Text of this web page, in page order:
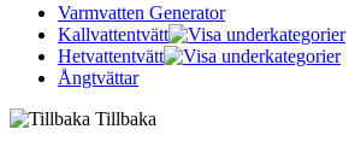
Varmvatten Generator
Kallvattentvätt
Hetvattentvätt
Ångtvättar
Tillbaka